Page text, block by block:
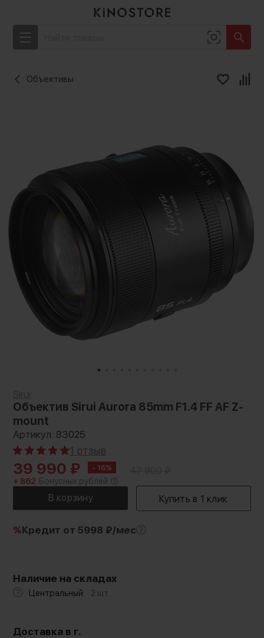
Объективы
Объектив Sirui Aurora 85mm F1.4 FF AF Z-
mount
Артикул: 83025
1 отзыв
39 990 ₽ - 16%
+ 862 Бонусных рублей
%Кредит от 5998 ₽/мес
Наличие на складах
Центральный: 2 шт.
Доставка в г.